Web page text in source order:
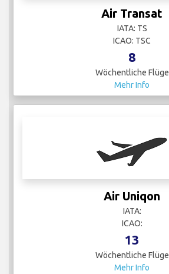
Air Transat
IATA: TS
ICAO: TSC
8
Wöchentliche Flüge
Mehr Info
Air Uniqon
IATA:
ICAO:
13
Wöchentliche Flüge
Mehr Info